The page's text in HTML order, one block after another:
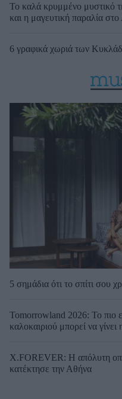
Το καλά κρυμμένο μυστικό
και η μαγευτική παραλία
6 γραφικά χωριά των
5 σημάδια ότι το σπίτι σου
Tomorrowland 2026: Το πιο
καλοκαιριού μπορεί να
X.FOREVER: Η απόλυτη
κατέκτησε την Αθήνα